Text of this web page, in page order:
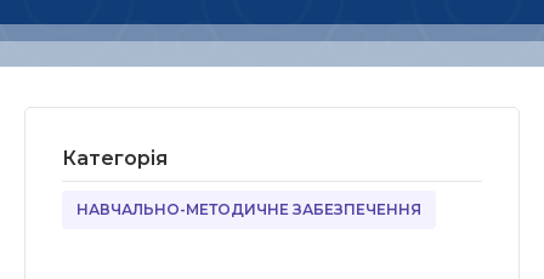
Категорія
НАВЧАЛЬНО-МЕТОДИЧНЕ ЗАБЕЗПЕЧЕННЯ